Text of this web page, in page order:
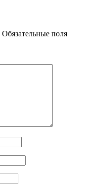
Обязательные поля